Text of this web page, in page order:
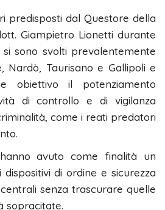
predisposti dal Questore della
Giampietro Lionetti durante
sono svolti prevalentemente
Nardò, Taurisano e Gallipoli e
obiettivo il potenziamento
di controllo e di vigilanza
come i reati predatori
avuto come finalità un
di ordine e sicurezza
senza trascurare quelle
sopracitate.